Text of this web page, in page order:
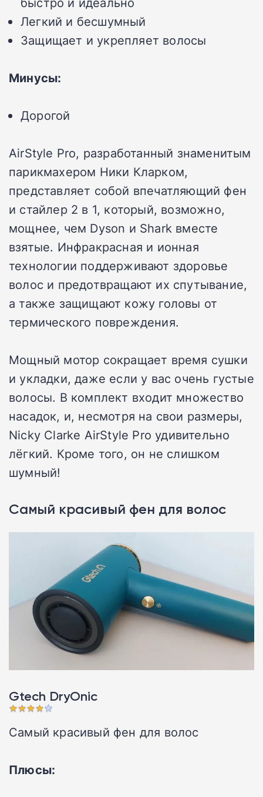
Легкий и бесшумный
Защищает и укрепляет волосы
Минусы:
Дорогой
AirStyle Pro, разработанный знаменитым
парикмахером Ники Кларком,
представляет собой впечатляющий фен
и стайлер 2 в 1, который, возможно,
мощнее, чем Dyson и Shark вместе
взятые. Инфракрасная и ионная
технологии поддерживают здоровье
волос и предотвращают их спутывание,
а также защищают кожу головы от
термического повреждения.
Мощный мотор сокращает время сушки
и укладки, даже если у вас очень густые
волосы. В комплект входит множество
насадок, и, несмотря на свои размеры,
Nicky Clarke AirStyle Pro удивительно
лёгкий. Кроме того, он не слишком
шумный!
Самый красивый фен для волос
Gtech DryOnic
Самый красивый фен для волос
Плюсы: